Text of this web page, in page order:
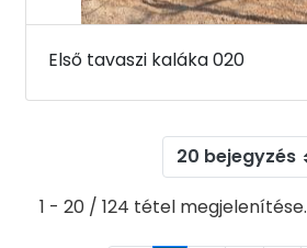
Első tavaszi kaláka 020
20 bejegyzés
1 - 20 / 124 tétel megjelenítése.